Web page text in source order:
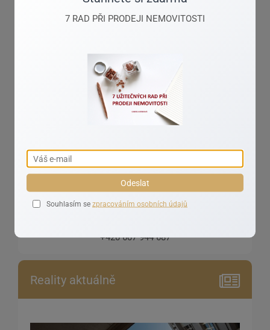
Gabriela Berbrová
Seriózní jednání
+420 607 944 687
Reality aktuálně
7 RAD PŘI PRODEJI NEMOVITOSTI
Odeslat
Souhlasím se zpracováním osobních údajů